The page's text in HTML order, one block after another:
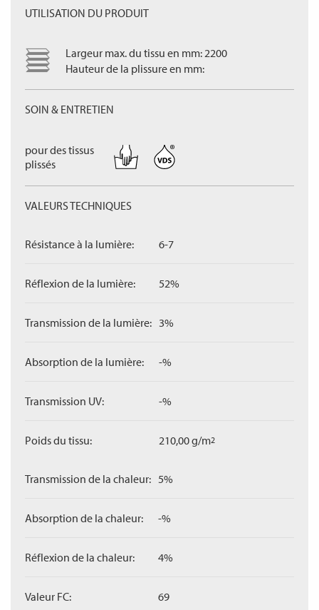
UTILISATION DU PRODUIT
Largeur max. du tissu en mm: 2200
Hauteur de la plissure en mm:
SOIN & ENTRETIEN
pour des tissus
plissés
VALEURS TECHNIQUES
Résistance à la lumière: 6-7
Réflexion de la lumière: 52%
Transmission de la lumière: 3%
Absorption de la lumière: -%
Transmission UV: -%
Poids du tissu: 210,00 g/m2
Transmission de la chaleur: 5%
Absorption de la chaleur: -%
Réflexion de la chaleur: 4%
Valeur FC: 69